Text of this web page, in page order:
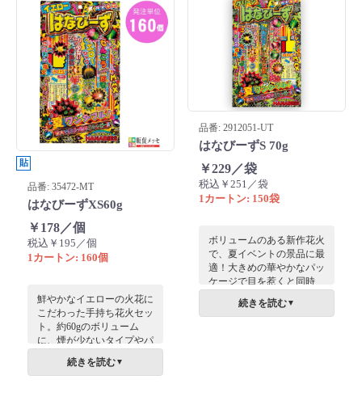
貼
品番: 35472-MT
はなびーずXS60g
￥178／個
税込￥195／個
1カートン: 160個
鮮やかなイエローの火花に
こだわった手持ち花火セッ
ト。約60gのボリューム
に、煙が少ないタイプやパ
香花火をバランスよく封
続きを読む▼
品番: 2912051-UT
はなびーずS 70g
￥229／袋
税込￥251／袋
1カートン: 150袋
ボリュームのある新作花火
で、夏イベントの景品に最
適！大きめの華やかなパッ
ケージで目を惹くと同時
に、お得感も醸し出してい
続きを読む▼